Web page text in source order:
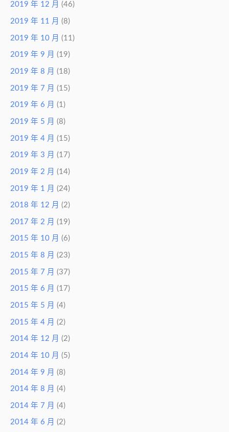
2019 年 12 月 (46)
2019 年 11 月 (8)
2019 年 10 月 (11)
2019 年 9 月 (19)
2019 年 8 月 (18)
2019 年 7 月 (15)
2019 年 6 月 (1)
2019 年 5 月 (8)
2019 年 4 月 (15)
2019 年 3 月 (17)
2019 年 2 月 (14)
2019 年 1 月 (24)
2018 年 12 月 (2)
2017 年 2 月 (19)
2015 年 10 月 (6)
2015 年 8 月 (23)
2015 年 7 月 (37)
2015 年 6 月 (17)
2015 年 5 月 (4)
2015 年 4 月 (2)
2014 年 12 月 (2)
2014 年 10 月 (5)
2014 年 9 月 (8)
2014 年 8 月 (4)
2014 年 7 月 (4)
2014 年 6 月 (2)